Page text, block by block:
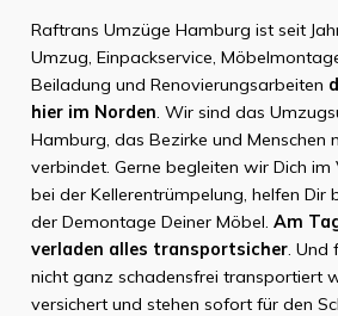
Raftrans Umzüge Hamburg ist seit
Umzug, Einpackservice,
Beiladung und Renovierungsarbeiten
hier im Norden. Wir sind das
Hamburg, das Bezirke und Menschen
verbindet. Gerne begleiten wir Dich
bei der Kellerentrümpelung, helfen Dir
der Demontage Deiner Möbel. Am
verladen alles transportsicher. Und
nicht ganz schadensfrei transportiert
versichert und stehen sofort für den